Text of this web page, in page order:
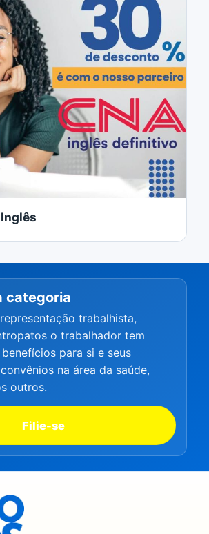
categoria
trabalhista,
o trabalhador tem
para si e seus
na área da saúde,
outros.
Filie-se